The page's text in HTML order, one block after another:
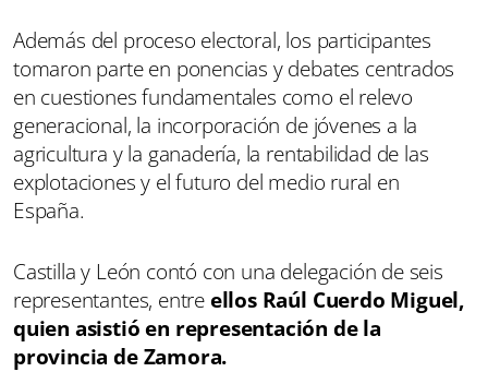
Además del proceso electoral, los participantes
tomaron parte en ponencias y debates centrados
en cuestiones fundamentales como el relevo
generacional, la incorporación de jóvenes a la
agricultura y la ganadería, la rentabilidad de las
explotaciones y el futuro del medio rural en
España.
Castilla y León contó con una delegación de seis
representantes, entre ellos Raúl Cuerdo Miguel,
quien asistió en representación de la
provincia de Zamora.